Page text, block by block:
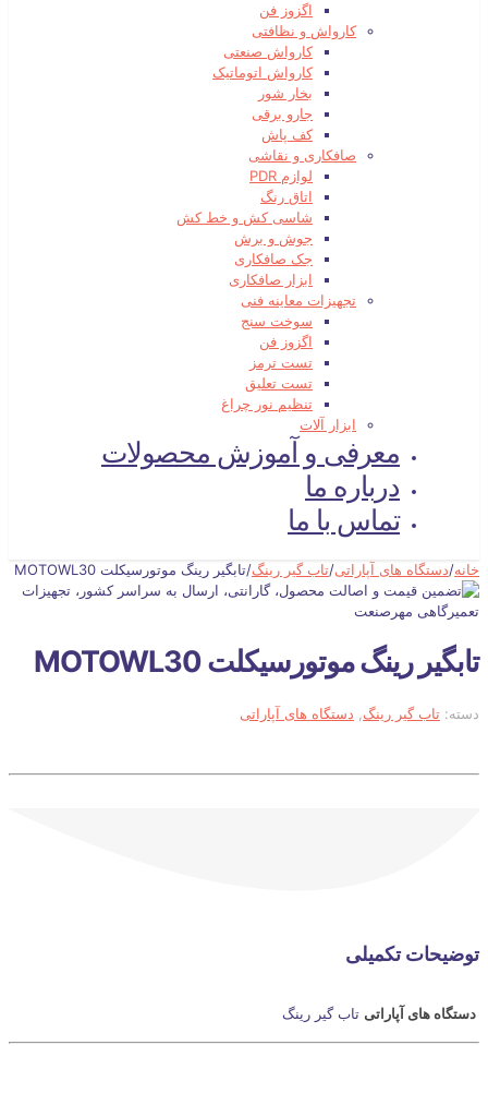
اگزوز فن
کارواش و نظافتی
کارواش صنعتی
کارواش اتوماتیک
بخار شور
جارو برقی
کف پاش
صافکاری و نقاشی
لوازم PDR
اتاق رنگ
شاسی کش و خط کش
جوش و برش
جک صافکاری
ابزار صافکاری
تجهیزات معاینه فنی
سوخت سنج
اگزوز فن
تست ترمز
تست تعلیق
تنظیم نور چراغ
ابزار آلات
معرفی و آموزش محصولات
درباره ما
تماس با ما
خانه/دستگاه های آپاراتی/تاب گیر رینگ/تابگیر رینگ موتورسیکلت MOTOWL30
تابگیر رینگ موتورسیکلت MOTOWL30
دسته: تاب گیر رینگ دستگاه های آپاراتی
توضیحات تکمیلی
دستگاه های آپاراتی تاب گیر رینگ